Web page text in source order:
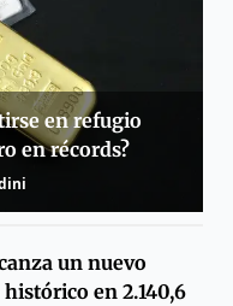
en refugio
en récords?
un nuevo
en 2.140,6